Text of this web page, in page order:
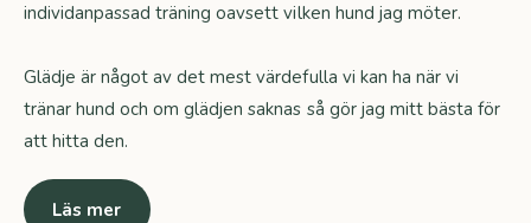
individanpassad träning oavsett vilken hund jag möter.
Glädje är något av det mest värdefulla vi kan ha när vi
tränar hund och om glädjen saknas så gör jag mitt bästa för
att hitta den.
Läs mer